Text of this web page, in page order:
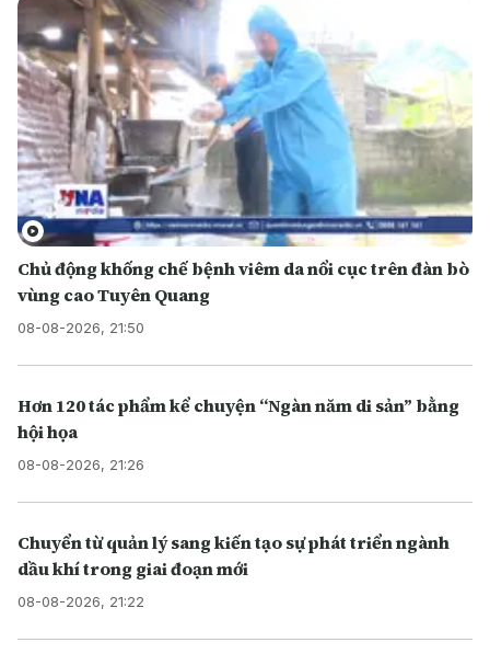
Chủ động khống chế bệnh viêm da nổi cục trên đàn bò
vùng cao Tuyên Quang
08-08-2026, 21:50
Hơn 120 tác phẩm kể chuyện “Ngàn năm di sản” bằng
hội họa
08-08-2026, 21:26
Chuyển từ quản lý sang kiến tạo sự phát triển ngành
dầu khí trong giai đoạn mới
08-08-2026, 21:22